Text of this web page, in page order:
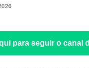
para seguir o canal